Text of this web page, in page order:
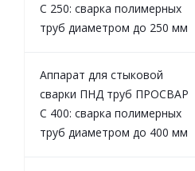
С 250: сварка полимерных
труб диаметром до 250 мм
Аппарат для стыковой
сварки ПНД труб ПРОСВАР
С 400: сварка полимерных
труб диаметром до 400 мм